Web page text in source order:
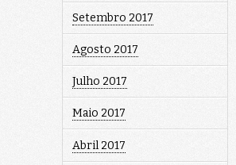
Setembro 2017
Agosto 2017
Julho 2017
Maio 2017
Abril 2017